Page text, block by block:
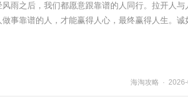
雨之后，我们都愿意跟靠谱的人同行。拉开人与
事靠谱的人，才能赢得人心，最终赢得人生。诚
海淘攻略 ·